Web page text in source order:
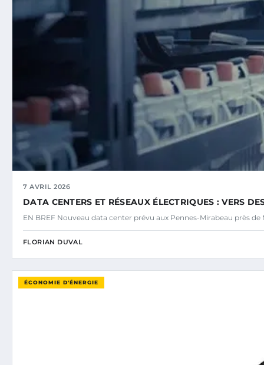
7 AVRIL 2026
DATA CENTERS ET RÉSEAUX ÉLECTRIQUES : VERS
EN BREF Nouveau data center prévu aux Pennes-Mirabeau près de
FLORIAN DUVAL
ÉCONOMIE D'ÉNERGIE